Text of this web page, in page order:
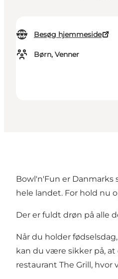
Besøg hjemmeside
Børn, Venner
Bowl'n'Fun er Danmarks
hele landet. For hold nu
Der er fuldt drøn på alle
Når du holder
kan du være sikker på,
restaurant The Grill,